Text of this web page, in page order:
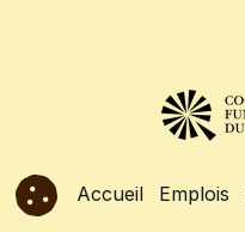
Accueil Emplois